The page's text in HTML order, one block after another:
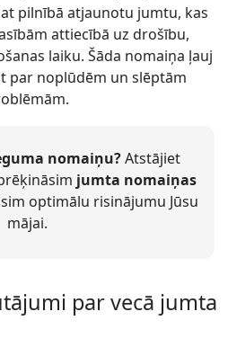
pilnībā atjaunotu jumtu, kas
attiecībā uz drošību,
laiku. Šāda nomaiņa ļauj
par noplūdēm un slēptām
nomaiņu?Atstājiet
jumta nomaiņas
optimālu risinājumu Jūsu
mājai.
par vecā jumta